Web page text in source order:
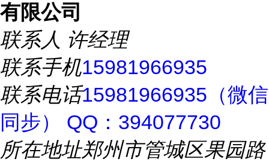
有限公司
联系人 许经理
联系手机15981966935
联系电话15981966935（微信
同步） QQ：394077730
所在地址郑州市管城区果园路